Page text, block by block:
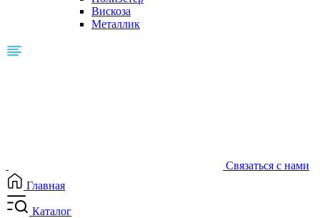
Вискоза
Металлик
Связаться с нами
Главная
Каталог